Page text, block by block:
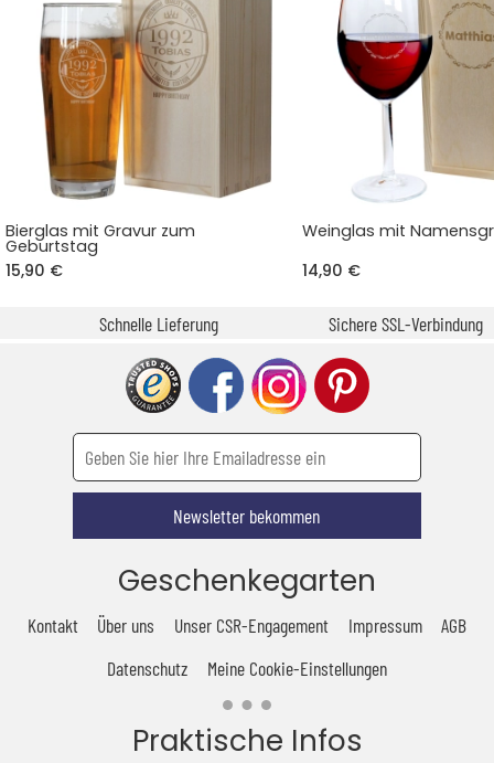
Bierglas mit Gravur zum
Geburtstag
15,90 €
Weinglas mit
14,90 €
Schnelle Lieferung Sichere SSL-Verbindung
Newsletter bekommen
Geschenkegarten
Kontakt Über uns Unser CSR-Engagement Impressum
AGB
Datenschutz
Meine Cookie-Einstellungen
Praktische Infos